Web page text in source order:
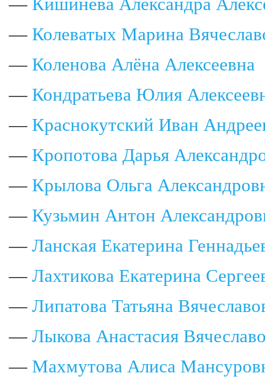
— Кишинёва Александра
— Колеватых Марина
— Коленова Алёна Алексеевна
— Кондратьева Юлия
— Краснокутский Иван
— Кропотова Дарья
— Крылова Ольга
— Кузьмин Антон
— Ланская Екатерина
— Лахтикова Екатерина
— Липатова Татьяна
— Лыкова Анастасия
— Махмутова Алиса